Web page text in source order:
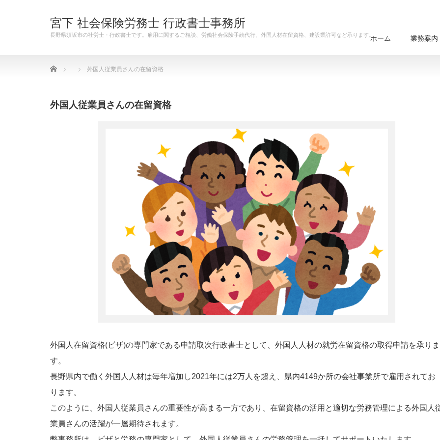
宮下 社会保険労務士 行政書士事務所
長野県須坂市の社労士・行政書士です。雇用に関するご相談、労働社会保険手続代行、外国人材在留資格、建設業許可など承ります。ホーム 業務案内
Home 外国人従業員さんの在留資格
外国人従業員さんの在留資格
外国人在留資格(ビザ)の専門家である申請取次行政書士として、外国人人材の就労在留資格の取得申請を承りま
す。
長野県内で働く外国人人材は毎年増加し2021年には2万人を超え、県内4149か所の会社事業所で雇用されてお
ります。
このように、外国人従業員さんの重要性が高まる一方であり、在留資格の活用と適切な労務管理による外国人
業員さんの活躍が一層期待されます。